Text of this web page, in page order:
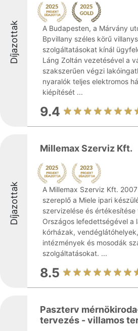
Díjazottak
A Budapesten, a Márvány
Bpvillany széles körű
szolgáltatásokat kínál
Láng Zoltán vezetésével a
szakszerűen végzi
nyaralók teljes elektromos
kiépítését ...
9.4
Díjazottak
Millemax Szerviz Kft.
A Millemax Szerviz Kft.
szereplő a Miele ipari
szervizelése és értékesítése
Országos lefedettségével a
kórházak,
intézmények és mosodák
szolgáltatásokat. ...
8.5
Paszterv
tervezés - villamos